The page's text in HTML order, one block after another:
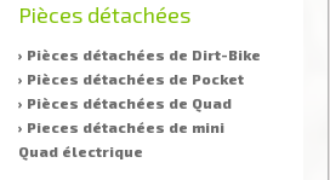
Pièces détachées
› Pièces détachées de Dirt-Bike
› Pièces détachées de Pocket
› Pièces détachées de Quad
› Pieces détachées de mini
Quad électrique